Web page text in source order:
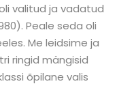
valitud ja vadatud
Peale seda oli
Me leidsime ja
ringid mängisid
õpilane valis